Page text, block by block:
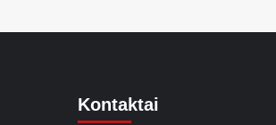
Kontaktai